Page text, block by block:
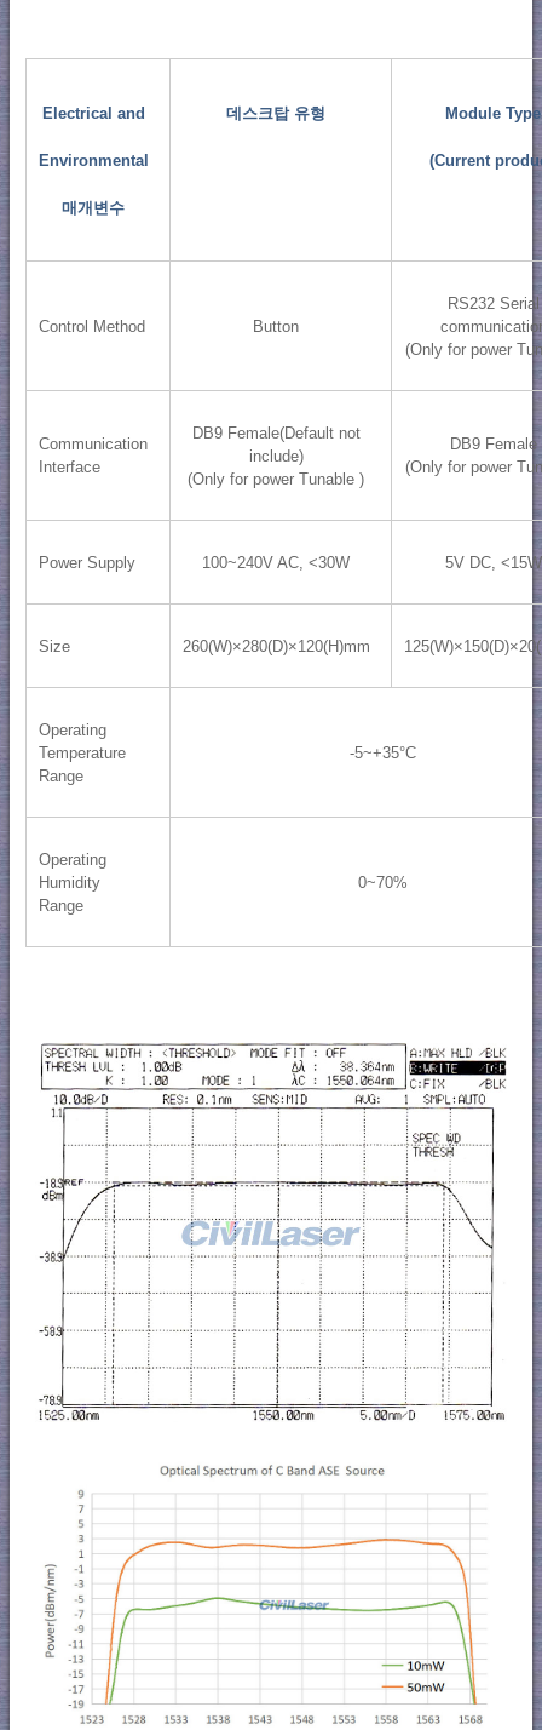
Electrical and
Environmental
매개변수
데스크탑 유형 Module Type
(Current
Control Method Button
RS232 Serial
(Only for power
Communication
Interface
DB9 Female(Default not
include)
(Only for power Tunable )
DB9 Female
(Only for power
Power Supply 100~240V AC, <30W 5V DC, <15W
Size 260(W)×280(D)×120(H)mm
Operating
Temperature
Range
-5~+35°C
Operating
Humidity
Range
0~70%